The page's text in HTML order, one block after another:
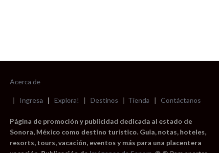
Acerca de
| Ingresa | Explora! | Destinos | Tienda | Contáctanos
Página de promoción y publicidad dedicada al estado de
Sonora, México como destino turístico. Guia, notas, hoteles,
resorts, tours, vacación, eventos y más para una placentera